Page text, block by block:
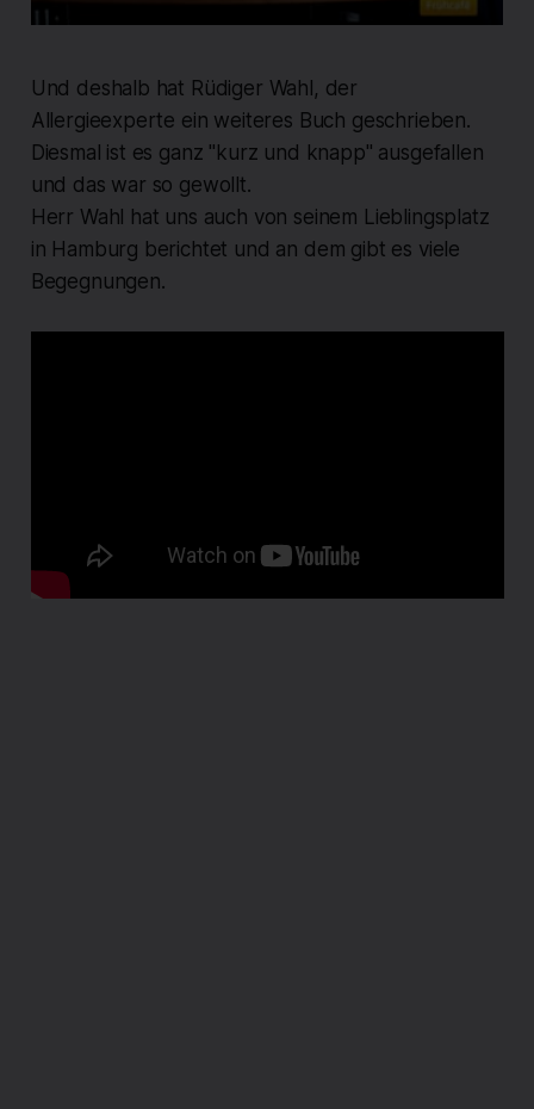
Und deshalb hat Rüdiger Wahl, der
Allergieexperte ein weiteres Buch geschrieben.
Diesmal ist es ganz "kurz und knapp" ausgefallen
und das war so gewollt.
Herr Wahl hat uns auch von seinem Lieblingsplatz
in Hamburg berichtet und an dem gibt es viele
Begegnungen.